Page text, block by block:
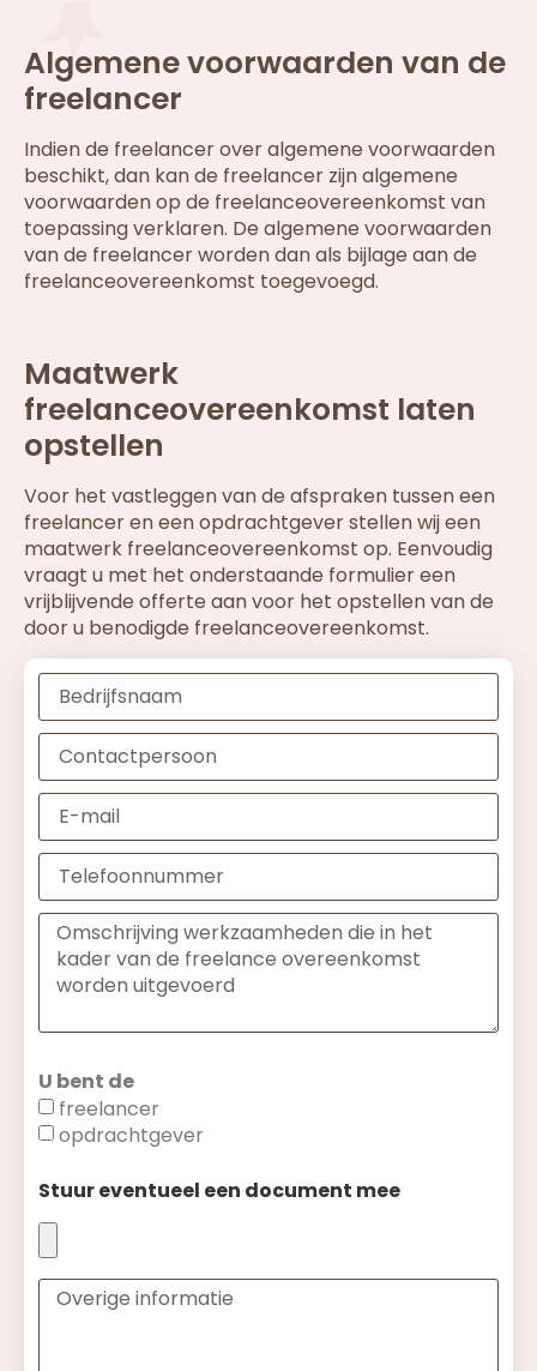
Algemene voorwaarden van de
freelancer
Indien de freelancer over algemene voorwaarden
beschikt, dan kan de freelancer zijn algemene
voorwaarden op de freelanceovereenkomst van
toepassing verklaren. De algemene voorwaarden
van de freelancer worden dan als bijlage aan de
freelanceovereenkomst toegevoegd.
Maatwerk
freelanceovereenkomst laten
opstellen
Voor het vastleggen van de afspraken tussen een
freelancer en een opdrachtgever stellen wij een
maatwerk freelanceovereenkomst op. Eenvoudig
vraagt u met het onderstaande formulier een
vrijblijvende offerte aan voor het opstellen van de
door u benodigde freelanceovereenkomst.
U bent de
freelancer
opdrachtgever
Stuur eventueel een document mee